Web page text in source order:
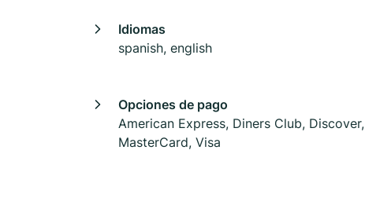
Idiomas
spanish, english
Opciones de pago
American Express, Diners Club, Discover,
MasterCard, Visa